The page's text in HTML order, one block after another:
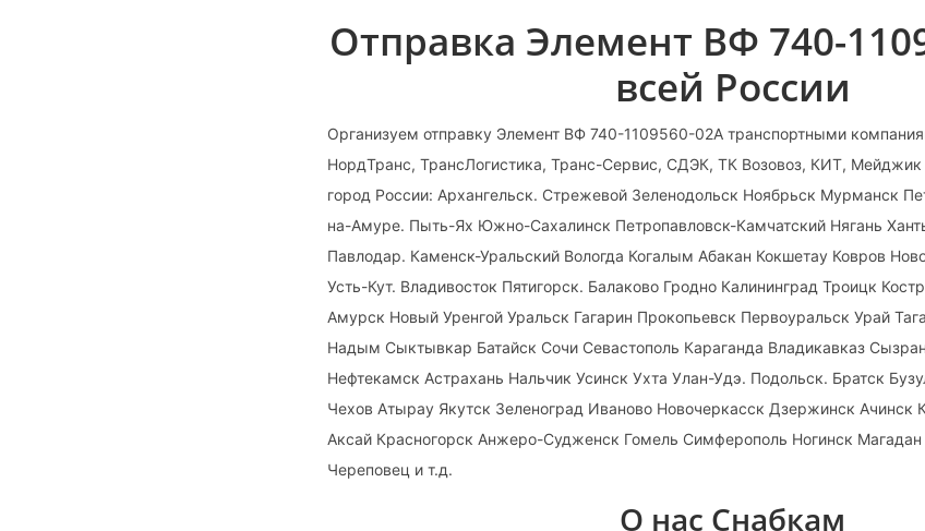
Отправка Элемент ВФ 740-
всей России
Организуем отправку Элемент ВФ 740-1109560-02А транспортными
НордТранс, ТрансЛогистика, Транс-Сервис, СДЭК, ТК Возовоз, КИТ,
город России: Архангельск. Стрежевой Зеленодольск Ноябрьск Мурманск
на-Амуре. Пыть-Ях Южно-Сахалинск Петропавловск-Камчатский Нягань
Павлодар. Каменск-Уральский Вологда Когалым Абакан Кокшетау Ковров
Усть-Кут. Владивосток Пятигорск. Балаково Гродно Калининград Троицк
Амурск Новый Уренгой Уральск Гагарин Прокопьевск Первоуральск Урай
Надым Сыктывкар Батайск Сочи Севастополь Караганда Владикавказ
Нефтекамск Астрахань Нальчик Усинск Ухта Улан-Удэ. Подольск. Братск
Чехов Атырау Якутск Зеленоград Иваново Новочеркасск Дзержинск Ачинск
Аксай Красногорск Анжеро-Судженск Гомель Симферополь Ногинск Магадан
Череповец и т.д.
О нас Снабкам